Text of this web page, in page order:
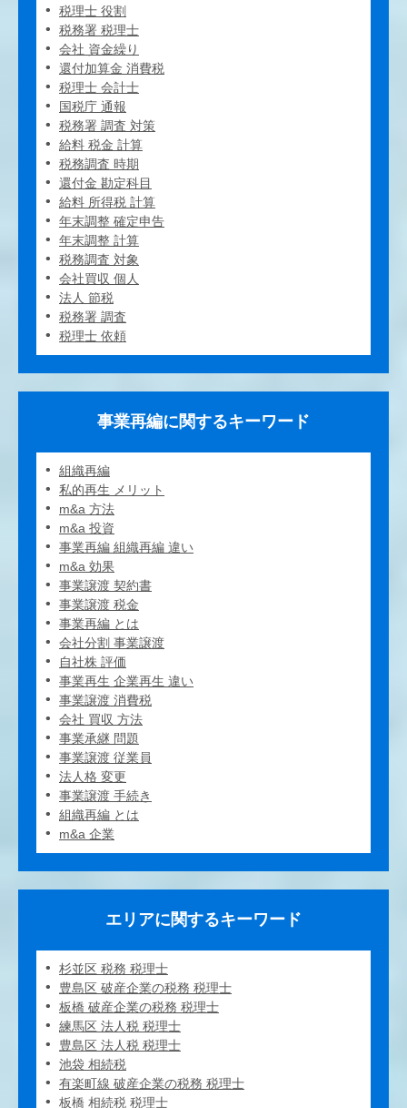
税理士 役割
税務署 税理士
会社 資金繰り
還付加算金 消費税
税理士 会計士
国税庁 通報
税務署 調査 対策
給料 税金 計算
税務調査 時期
還付金 勘定科目
給料 所得税 計算
年末調整 確定申告
年末調整 計算
税務調査 対象
会社買収 個人
法人 節税
税務署 調査
税理士 依頼
事業再編に関するキーワード
組織再編
私的再生 メリット
m&a 方法
m&a 投資
事業再編 組織再編 違い
m&a 効果
事業譲渡 契約書
事業譲渡 税金
事業再編 とは
会社分割 事業譲渡
自社株 評価
事業再生 企業再生 違い
事業譲渡 消費税
会社 買収 方法
事業承継 問題
事業譲渡 従業員
法人格 変更
事業譲渡 手続き
組織再編 とは
m&a 企業
エリアに関するキーワード
杉並区 税務 税理士
豊島区 破産企業の税務 税理士
板橋 破産企業の税務 税理士
練馬区 法人税 税理士
豊島区 法人税 税理士
池袋 相続税
有楽町線 破産企業の税務 税理士
板橋 相続税 税理士